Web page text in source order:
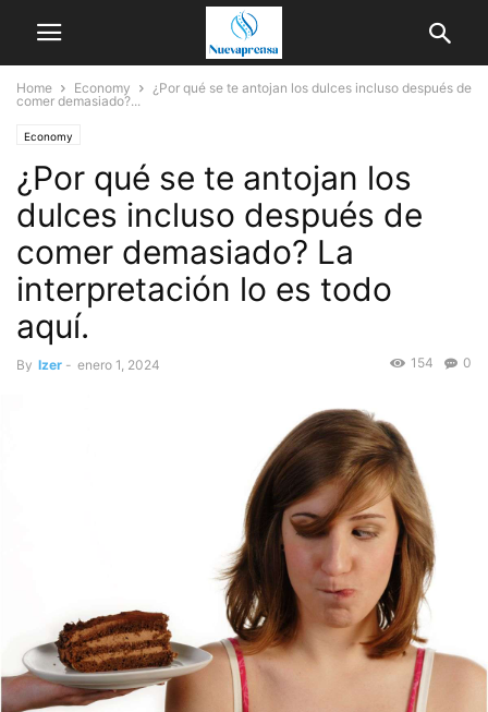
Home Economy
¿Por qué se te antojan los dulces incluso después de
comer demasiado?...
Economy
¿Por qué se te antojan los
dulces incluso después de
comer demasiado? La
interpretación lo es todo
aquí.
By Izer - enero 1, 2024 0
154